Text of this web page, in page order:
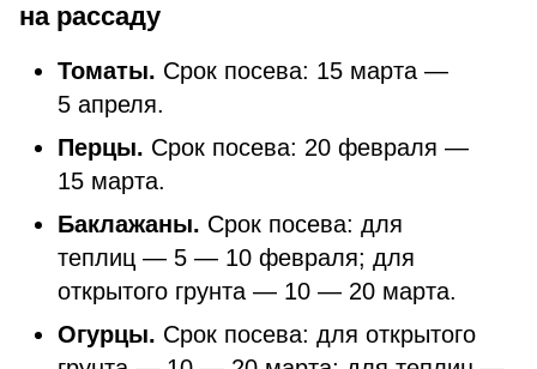
на рассаду
Томаты. Срок посева: 15 марта —
5 апреля.
Перцы. Срок посева: 20 февраля —
15 марта.
Баклажаны. Срок посева: для
теплиц — 5 — 10 февраля; для
открытого грунта — 10 — 20 марта.
Огурцы. Срок посева: для открытого